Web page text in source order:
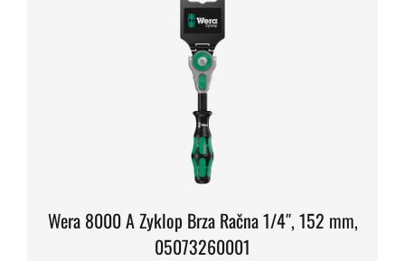
Wera 8000 A Zyklop Brza Račna 1/4″, 152 mm,
05073260001